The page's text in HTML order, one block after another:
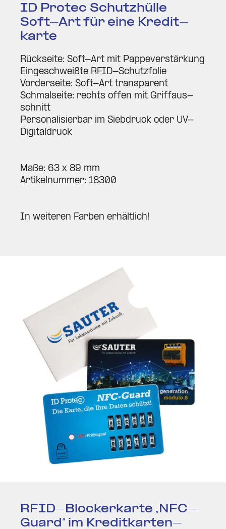
ID Protec Schutz­hülle
Soft-Art für eine Kre­dit­
karte
Rück­seite: Soft-Art mit Pap­pe­ver­stärkung
Ein­ge­schweißte RFID-Schutz­folie
Vor­der­seite: Soft-Art trans­parent
Schmal­seite: rechts offen mit Grif­f­aus­
schnitt
Per­so­na­li­sierbar im Sieb­druck oder UV-
Digi­tal­druck
Maße: 63 x 89 mm
Arti­kel­nummer: 18300
In wei­teren Farben erhältlich!
RFID-Blo­cker­karte „NFC-
Guard“ im Kre­dit­kar­ten­